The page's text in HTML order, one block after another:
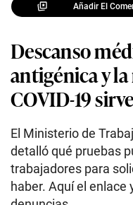
Añadir El
Descanso
antigénica y
COVID-19
El Ministerio de
detalló qué pruebas
trabajadores para
haber. Aquí el